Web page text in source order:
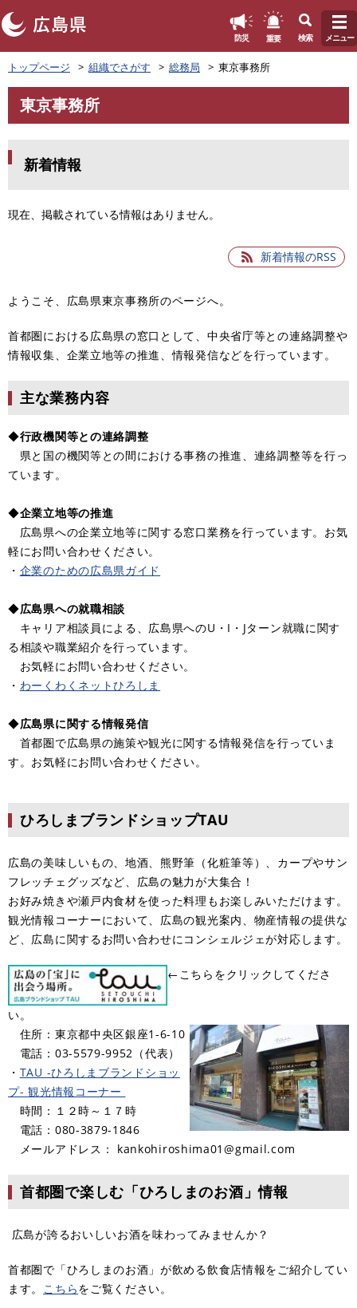
ペ
ー
ジ
先
防災 重要 検索 メニュー
トップページ 組織でさがす 総務局 東京事務所
文
東京事務所
新着情報
現在、掲載されている情報はありません。
新着情報のRSS
ようこそ、広島県東京事務所のページへ。
首都圏における広島県の窓口として、中央省庁等との連絡調整や
情報収集、企業立地等の推進、情報発信などを行っています。
主な業務内容
◆行政機関等との連絡調整
県と国の機関等との間における事務の推進、連絡調整等を行っ
ています。
◆企業立地等の推進
広島県への企業立地等に関する窓口業務を行っています。お気
軽にお問い合わせください。
・ 企業のための広島県ガイド
◆広島県への就職相談
キャリア相談員による、広島県へのU・I・Jターン就職に関す
る相談や職業紹介を行っています。
お気軽にお問い合わせください。
・ わーくわくネットひろしま
◆広島県に関する情報発信
首都圏で広島県の施策や観光に関する情報発信を行っていま
す。お気軽にお問い合わせください。
ひろしまブランドショップTAU
広島の美味しいもの、地酒、熊野筆（化粧筆等）、カープやサン
フレッチェグッズなど、広島の魅力が大集合！
お好み焼きや瀬戸内食材を使った料理もお楽しみいただけます。
観光情報コーナーにおいて、広島の観光案内、物産情報の提供な
ど、広島に関するお問い合わせにコンシェルジェが対応します。
←こちらをクリックしてくださ
い。
住所：東京都中央区銀座1-6-10
電話：03-5579-9952（代表）
・ TAU -ひろしまブランドショッ
プ-観光情報コーナー
時間：１２時～１７時
電話：080-3879-1846
メールアドレス： kankohiroshima01@gmail.com
首都圏で楽しむ「ひろしまのお酒」情報
広島が誇るおいしいお酒を味わってみませんか？
首都圏で「ひろしまのお酒」が飲める飲食店情報をご紹介してい
ます。 こちらをご覧ください。